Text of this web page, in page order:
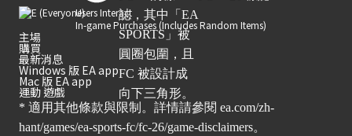
Users Interact
In-game Purchases (Includes Random Items)
主場
購買
最新消息
Windows 版 EA app
Mac 版 EA app
運動 遊戲
* 適用其他條款與限制。詳情請參閱 ea.com/zh-
hant/games/ea-sports-fc/fc-26/game-disclaimers。